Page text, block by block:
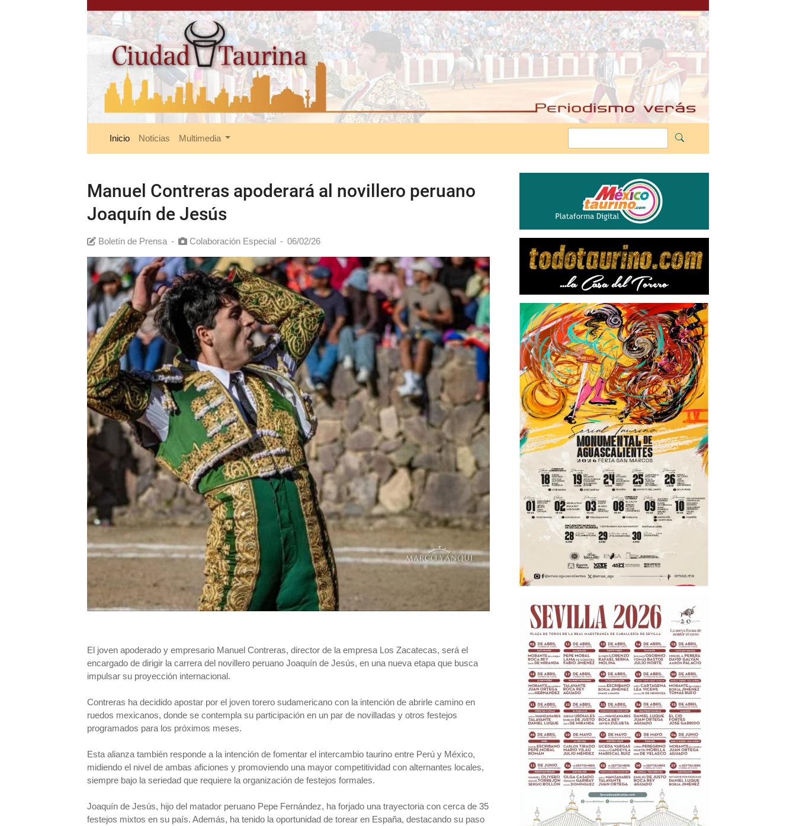
Inicio Noticias Multimedia
Manuel Contreras apoderará al novillero peruano
Joaquín de Jesús
Boletín de Prensa - Colaboración Especial - 06/02/26
El joven apoderado y empresario Manuel Contreras, director de la empresa Los Zacatecas, será el
encargado de dirigir la carrera del novillero peruano Joaquín de Jesús, en una nueva etapa que busca
impulsar su proyección internacional.
Contreras ha decidido apostar por el joven torero sudamericano con la intención de abrirle camino en
ruedos mexicanos, donde se contempla su participación en un par de novilladas y otros festejos
programados para los próximos meses.
Esta alianza también responde a la intención de fomentar el intercambio taurino entre Perú y México,
midiendo el nivel de ambas aficiones y promoviendo una mayor competitividad con alternantes locales,
siempre bajo la seriedad que requiere la organización de festejos formales.
Joaquín de Jesús, hijo del matador peruano Pepe Fernández, ha forjado una trayectoria con cerca de 35
festejos mixtos en su país. Además, ha tenido la oportunidad de torear en España, destacando su paso